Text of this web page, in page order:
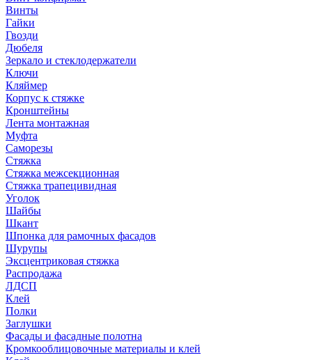
Винты
Гайки
Гвозди
Дюбеля
Зеркало и стеклодержатели
Ключи
Кляймер
Корпус к стяжке
Кронштейны
Лента монтажная
Муфта
Саморезы
Стяжка
Стяжка межсекционная
Стяжка трапецивидная
Уголок
Шайбы
Шкант
Шпонка для рамочных фасадов
Шурупы
Эксцентриковая стяжка
Распродажа
ЛДСП
Клей
Полки
Заглушки
Фасады и фасадные полотна
Кромкооблицовочные материалы и клей